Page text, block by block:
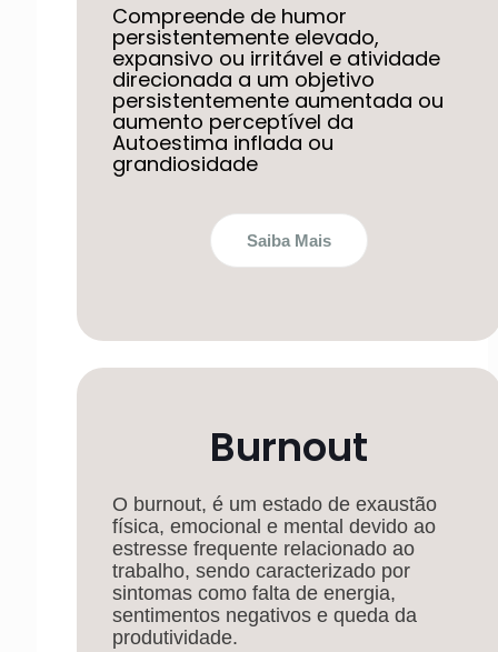
Compreende de humor
persistentemente elevado,
expansivo ou irritável e atividade
direcionada a um objetivo
persistentemente aumentada ou
aumento perceptível da
Autoestima inflada ou
grandiosidade
Saiba Mais
Burnout
O burnout, é um estado de exaustão
física, emocional e mental devido ao
estresse frequente relacionado ao
trabalho, sendo caracterizado por
sintomas como falta de energia,
sentimentos negativos e queda da
produtividade.